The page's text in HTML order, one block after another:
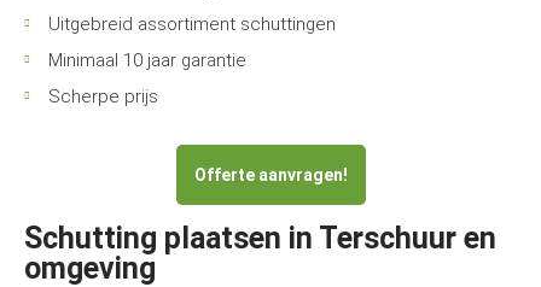
Uitgebreid assortiment schuttingen
Minimaal 10 jaar garantie
Scherpe prijs
Offerte aanvragen!
Schutting plaatsen in Terschuur en
omgeving